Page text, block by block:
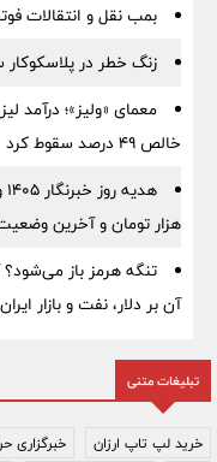
بمب نقل‌ و انتقالات
زنگ خطر در پلاسکوکار سایپا؛
خالص ۴۹ درصد سقوط کرد
هزار تومان و آخرین
تنگه هرمز باز می‌شود؟
آن بر دلار، نفت و بازار ایران
تبلیغات متنی
خرید لپ تاپ ارزان خبرگزاری